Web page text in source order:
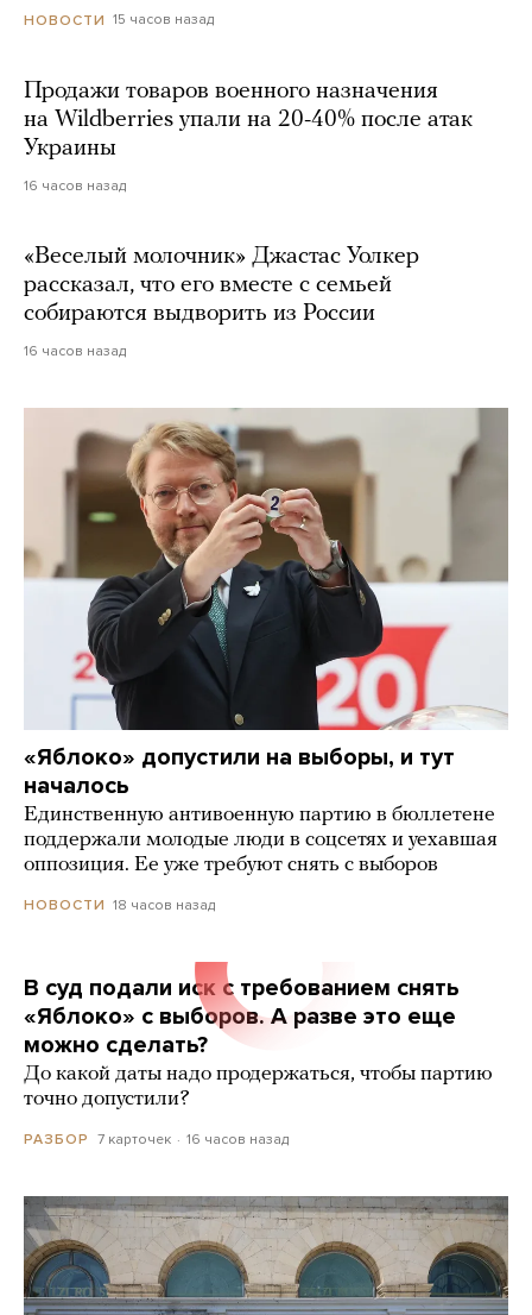
НОВОСТИ 15 часов назад
Продажи товаров военного назначения
на Wildberries упали на 20-40% после атак
Украины
16 часов назад
«Веселый молочник» Джастас Уолкер
рассказал, что его вместе с семьей
собираются выдворить из России
16 часов назад
«Яблоко» допустили на выборы, и тут
началось
Единственную антивоенную партию в бюллетене
поддержали молодые люди в соцсетях и уехавшая
оппозиция. Ее уже требуют снять с выборов
НОВОСТИ 18 часов назад
В суд подали иск с требованием снять
«Яблоко» с выборов. А разве это еще
можно сделать?
До какой даты надо продержаться, чтобы партию
точно допустили?
РАЗБОР 7 карточек 16 часов назад